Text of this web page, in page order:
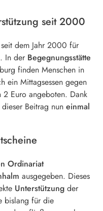
seit 2000
dem Jahr 2000 für
In der Begegnungsstätte
finden Menschen in
ein Mittagsessen gegen
2 Euro angeboten. Dank
Beitrag nun einmal
Ordinariat
ausgegeben. Dieses
Unterstützung der
bislang für die